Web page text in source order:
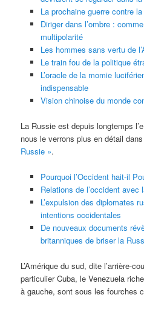
La prochaine guerre contre
Diriger dans l’ombre :
multipolarité
Les hommes sans vertu de
Le train fou de la politique
L’oracle de la momie
indispensable
Vision chinoise du monde
La Russie est depuis longtemps
nous le verrons plus en détail
Russie ».
Pourquoi l’Occident hait-il
Relations de l’occident
L’expulsion des diplomates
intentions occidentales
De nouveaux documents
britanniques de briser la
L’Amérique du sud, dite l’arrière-
particulier Cuba, le Venezuela
à gauche, sont sous les fourches